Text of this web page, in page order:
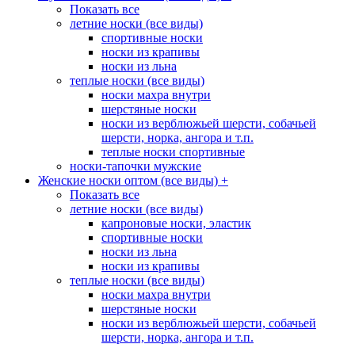
Показать все
летние носки (все виды)
спортивные носки
носки из крапивы
носки из льна
теплые носки (все виды)
носки махра внутри
шерстяные носки
носки из верблюжьей шерсти, собачьей
шерсти, норка, ангора и т.п.
теплые носки спортивные
носки-тапочки мужские
Женские носки оптом (все виды) +
Показать все
летние носки (все виды)
капроновые носки, эластик
спортивные носки
носки из льна
носки из крапивы
теплые носки (все виды)
носки махра внутри
шерстяные носки
носки из верблюжьей шерсти, собачьей
шерсти, норка, ангора и т.п.